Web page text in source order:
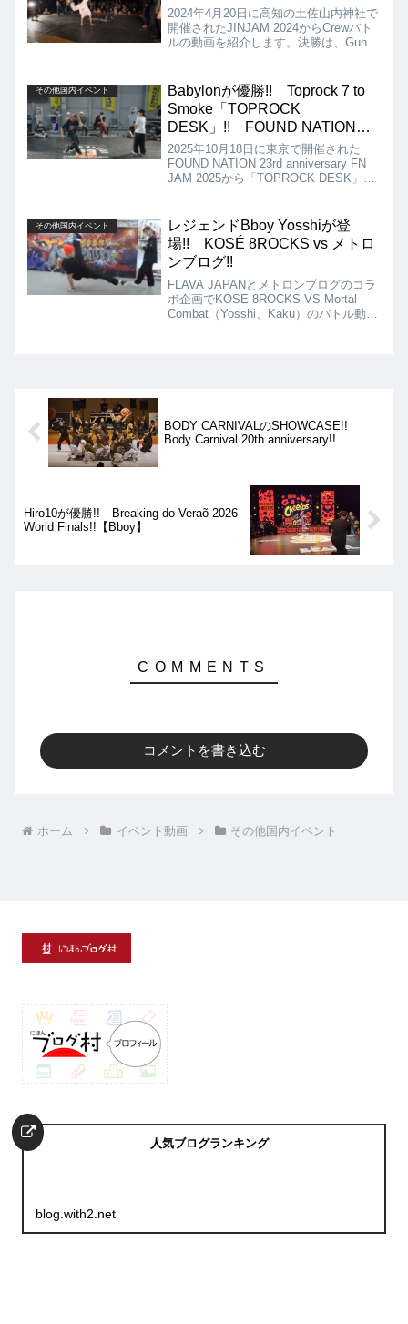
2024年4月20日に高知の土佐山内神社で
開催されたJINJAM 2024からCrewバト
ルの動画を紹介します。決勝は、Gun
SPINCREWが優勝となりました!!
その他国内イベント
Babylonが優勝!! Toprock 7 to
Smoke「TOPROCK
DESK」!! FOUND NATION
23rd anniversary FN JAM 2025!!
2025年10月18日に東京で開催された
FOUND NATION 23rd anniversary FN
JAM 2025から「TOPROCK DESK」と
が集まったバトルとなりましたが、結果
はBabylonの優勝となりました!!
その他国内イベント
レジェンドBboy Yosshiが登
場!! KOSÉ 8ROCKS vs メトロ
ンブログ!!
FLAVA JAPANとメトロンブログのコラ
ボ企画でKOSE 8ROCKS VS Mortal
Combat（Yosshi、Kaku）のバトル動画
BODY CARNIVALのSHOWCASE!!
Body Carnival 20th anniversary!!
Hiro10が優勝!! Breaking do Veraõ 2026
World Finals!!【Bboy】
コメントを書き込む
ホーム イベント動画 その他国内イベント
人気ブログランキング
blog.with2.net